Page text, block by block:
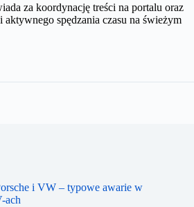
za koordynację treści na portalu oraz
spędzania czasu na świeżym
i VW – typowe awarie w
ach